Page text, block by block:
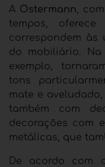
A Ostermann,
tempos, oferece
correspondem às
do mobiliário.
exemplo,
tons
mate e
também com
decorações com
metálicas, que
De acordo com